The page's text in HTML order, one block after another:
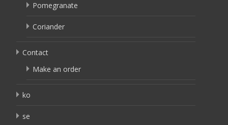
Pomegranate
Coriander
Contact
Make an order
ko
se